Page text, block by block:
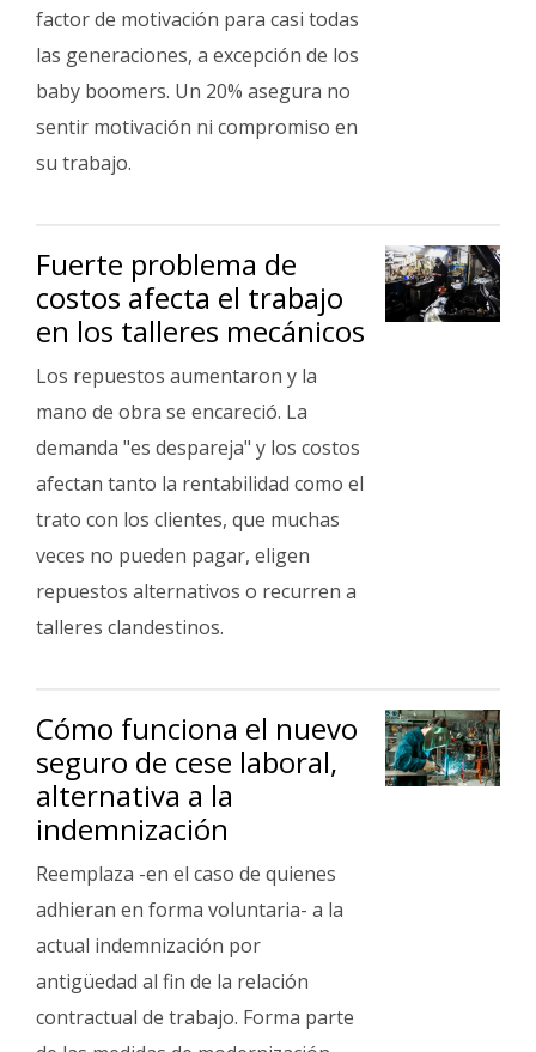
factor de motivación para casi todas
las generaciones, a excepción de los
baby boomers. Un 20% asegura no
sentir motivación ni compromiso en
su trabajo.
Fuerte problema de
costos afecta el trabajo
en los talleres mecánicos
Los repuestos aumentaron y la
mano de obra se encareció. La
demanda "es despareja" y los costos
afectan tanto la rentabilidad como el
trato con los clientes, que muchas
veces no pueden pagar, eligen
repuestos alternativos o recurren a
talleres clandestinos.
Cómo funciona el nuevo
seguro de cese laboral,
alternativa a la
indemnización
Reemplaza -en el caso de quienes
adhieran en forma voluntaria- a la
actual indemnización por
antigüedad al fin de la relación
contractual de trabajo. Forma parte